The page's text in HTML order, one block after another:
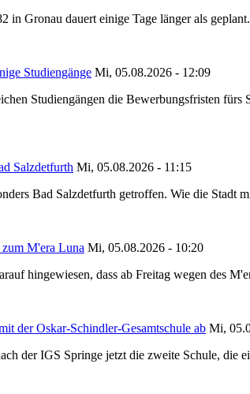
in Gronau dauert einige Tage länger als
Studiengänge Mi, 05.08.2026 - 12:09
Studiengängen die Bewerbungsfristen
Salzdetfurth Mi, 05.08.2026 - 11:15
Bad Salzdetfurth getroffen. Wie die Stadt
M'era Luna Mi, 05.08.2026 - 10:20
hingewiesen, dass ab Freitag wegen des
der Oskar-Schindler-Gesamtschule ab Mi,
der IGS Springe jetzt die zweite Schule,